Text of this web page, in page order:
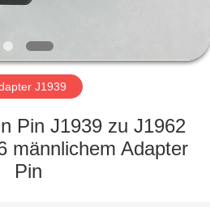
J1939
Pin J1939 zu J1962
männlichem Adapter
Pin